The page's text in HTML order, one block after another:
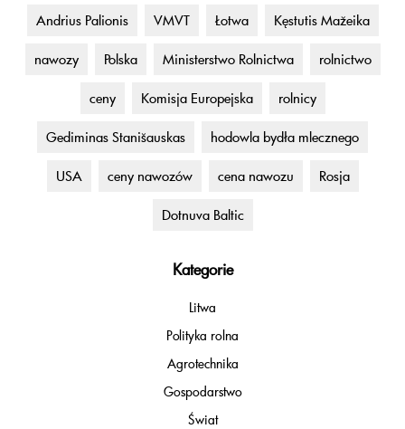
Andrius Palionis VMVT Łotwa Kęstutis Mažeika
nawozy Polska Ministerstwo Rolnictwa rolnictwo
ceny Komisja Europejska rolnicy
Gediminas Stanišauskas hodowla bydła mlecznego
USA ceny nawozów cena nawozu Rosja
Dotnuva Baltic
Kategorie
Litwa
Polityka rolna
Agrotechnika
Gospodarstwo
Świat